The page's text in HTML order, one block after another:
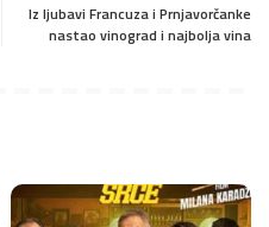
Iz ljubavi Francuza i Prnjavorčanke
nastao vinograd i najbolja vina